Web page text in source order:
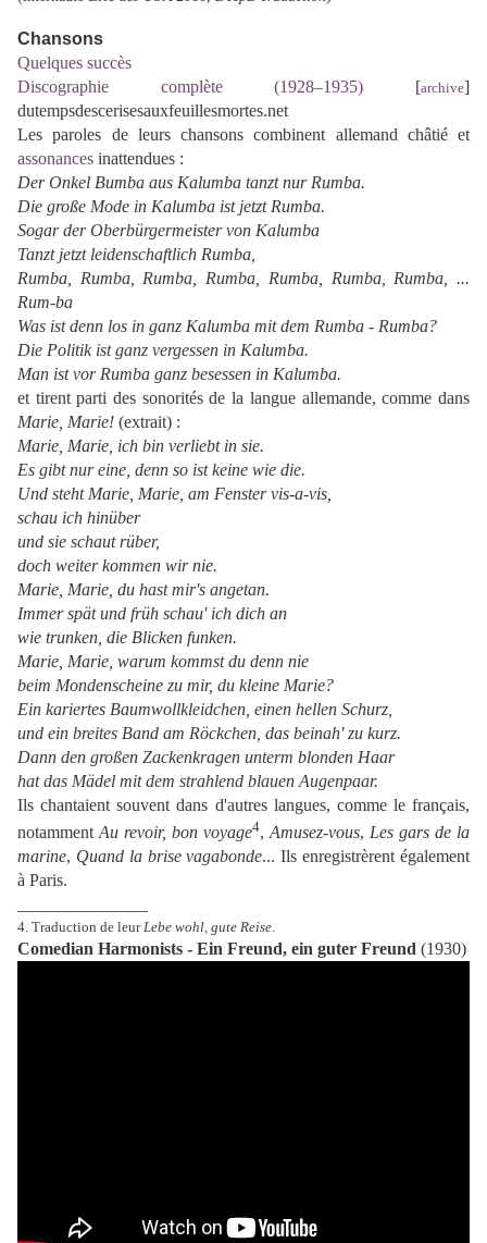
Chansons
Quelques succès
Discographie complète (1928–1935) [archive]
dutempsdescerisesauxfeuillesmortes.net
Les paroles de leurs chansons combinent allemand châtié et
assonances inattendues :
Der Onkel Bumba aus Kalumba tanzt nur Rumba.
Die große Mode in Kalumba ist jetzt Rumba.
Sogar der Oberbürgermeister von Kalumba
Tanzt jetzt leidenschaftlich Rumba,
Rumba, Rumba, Rumba, Rumba, Rumba, Rumba, Rumba, ...
Rum-ba
Was ist denn los in ganz Kalumba mit dem Rumba - Rumba?
Die Politik ist ganz vergessen in Kalumba.
Man ist vor Rumba ganz besessen in Kalumba.
et tirent parti des sonorités de la langue allemande, comme dans
Marie, Marie! (extrait) :
Marie, Marie, ich bin verliebt in sie.
Es gibt nur eine, denn so ist keine wie die.
Und steht Marie, Marie, am Fenster vis-a-vis,
schau ich hinüber
und sie schaut rüber,
doch weiter kommen wir nie.
Marie, Marie, du hast mir's angetan.
Immer spät und früh schau' ich dich an
wie trunken, die Blicken funken.
Marie, Marie, warum kommst du denn nie
beim Mondenscheine zu mir, du kleine Marie?
Ein kariertes Baumwollkleidchen, einen hellen Schurz,
und ein breites Band am Röckchen, das beinah' zu kurz.
Dann den großen Zackenkragen unterm blonden Haar
hat das Mädel mit dem strahlend blauen Augenpaar.
Ils chantaient souvent dans d'autres langues, comme le français,
notamment Au revoir, bon voyage4, Amusez-vous, Les gars de la
marine, Quand la brise vagabonde... Ils enregistrèrent également
à Paris.
4. Traduction de leurLebe wohl, gute Reise.
Comedian Harmonists - Ein Freund, ein guter Freund (1930)